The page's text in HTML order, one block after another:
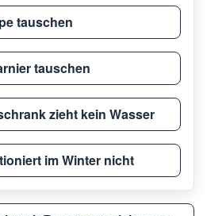
tauschen
tauschen
zieht kein Wasser
im Winter nicht